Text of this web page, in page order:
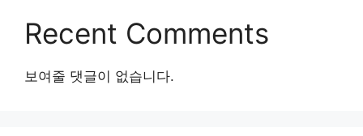
Recent Comments
보여줄 댓글이 없습니다.